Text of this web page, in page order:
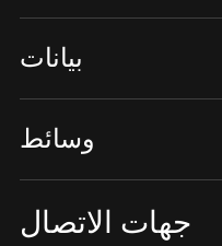
بيانات
وسائط
جهات الاتصال